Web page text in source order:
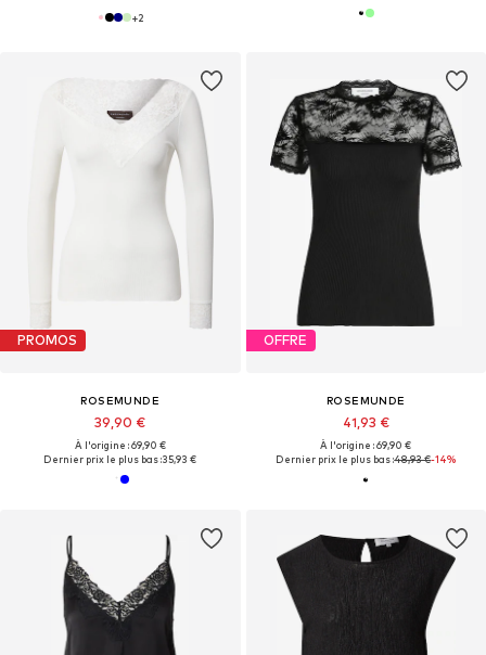
+2
PROMOS
ROSEMUNDE
39,90 €
À l'origine : 69,90 €
Dernier prix le plus bas :35,93 €
OFFRE
ROSEMUNDE
41,93 €
À l'origine : 69,90 €
Dernier prix le plus bas :48,93 €-14%